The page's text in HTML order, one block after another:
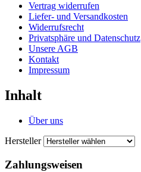
Vertrag widerrufen
Liefer- und Versandkosten
Widerrufsrecht
Privatsphäre und Datenschutz
Unsere AGB
Kontakt
Impressum
Inhalt
Über uns
Hersteller
Zahlungsweisen